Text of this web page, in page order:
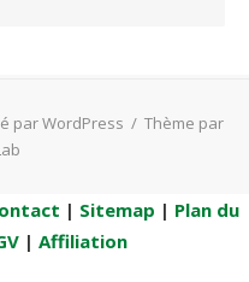
par WordPress / Thème par
| Sitemap | Plan du
| Affiliation